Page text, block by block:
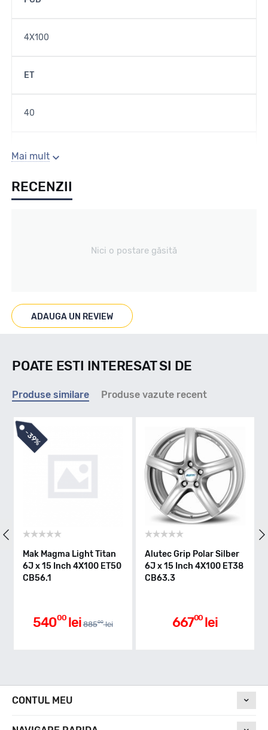
4X100
ET
40
Gaura centrala
60.1
Se poate cumpara doar la set de 4 buc! Kit montaj GRATUIT
in caz ca este nevoie!
Mai mult
RECENZII
Nici o postare găsită
ADAUGA UN REVIEW
POATE ESTI INTERESAT SI DE
Produse similare Produse vazute recent
-39%
Mak Magma Light Titan
6J x 15 Inch 4X100 ET50
CB56.1
54000 lei 88500 lei
Alutec Grip Polar Silber
6J x 15 Inch 4X100 ET38
CB63.3
66700 lei
CONTUL MEU